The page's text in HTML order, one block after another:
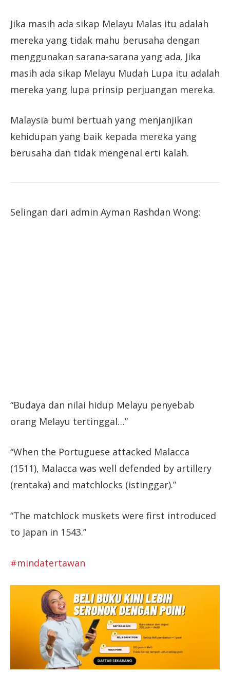
Jika masih ada sikap Melayu Malas itu adalah
mereka yang tidak mahu berusaha dengan
menggunakan sarana-sarana yang ada. Jika
masih ada sikap Melayu Mudah Lupa itu adalah
mereka yang lupa prinsip perjuangan mereka.
Malaysia bumi bertuah yang menjanjikan
kehidupan yang baik kepada mereka yang
berusaha dan tidak mengenal erti kalah.
Selingan dari admin Ayman Rashdan Wong:
“Budaya dan nilai hidup Melayu penyebab
orang Melayu tertinggal…”
“When the Portuguese attacked Malacca
(1511), Malacca was well defended by artillery
(rentaka) and matchlocks (istinggar).”
“The matchlock muskets were first introduced
to Japan in 1543.”
#mindatertawan